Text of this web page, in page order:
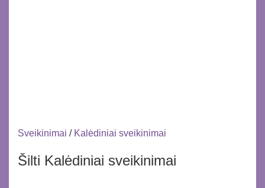
Sveikinimai / Kalėdiniai sveikinimai
Šilti Kalėdiniai sveikinimai